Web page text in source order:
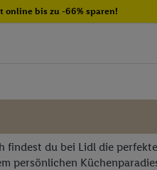
online bis zu -66% sparen!
findest du bei Lidl die perfekte
persönlichen